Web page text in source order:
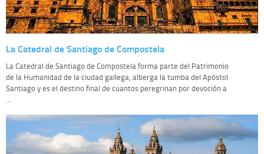
La Catedral de Santiago de Compostela
La Catedral de Santiago de Compostela forma parte del Patrimonio
de la Humanidad de la ciudad gallega, alberga la tumba del Apóstol
Santiago y es el destino final de cuantos peregrinan por devoción a
...